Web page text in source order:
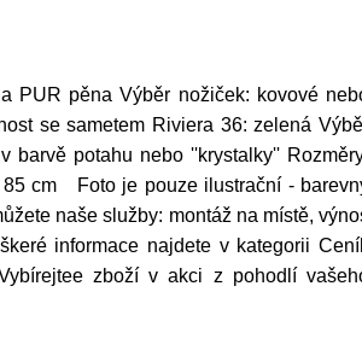
PUR pěna Výběr nožiček: kovové
se sametem Riviera 36: zelená
barvě potahu nebo ''krystalky''
85 cm Foto je pouze ilustrační -
naše služby: montáž na místě,
informace najdete v kategorii
zboží v akci z pohodlí